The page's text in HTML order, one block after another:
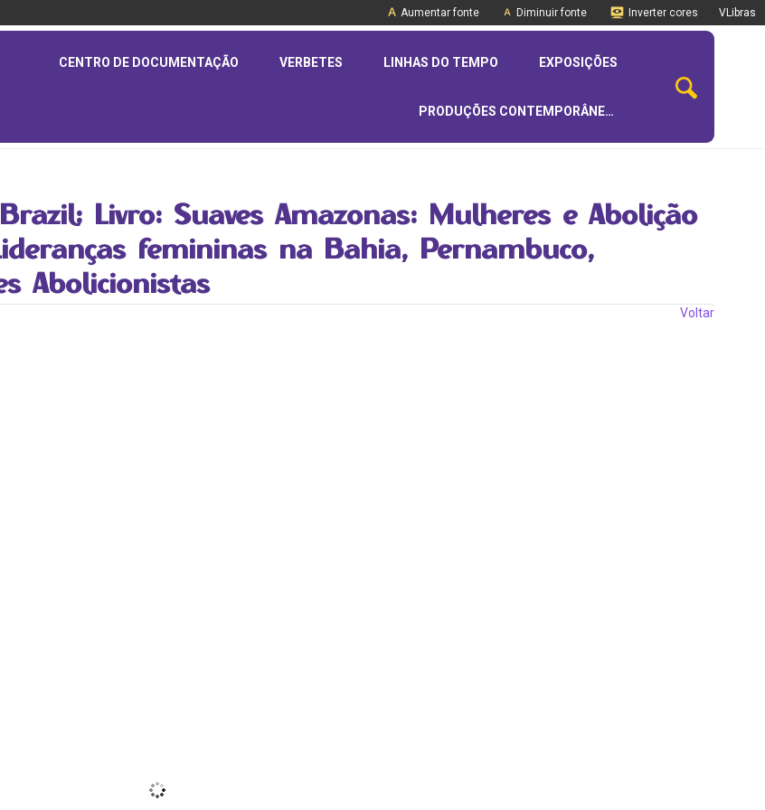
Aumentar fonte Diminuir fonte Inverter cores VLibras
CENTRO DE DOCUMENTAÇÃO VERBETES LINHAS DO TEMPO EXPOSIÇÕES
PRODUÇÕES CONTEMPORÂNEAS
Livro: Suaves Amazonas: Mulheres e Abolição
femininas na Bahia, Pernambuco,
Abolicionistas
Voltar